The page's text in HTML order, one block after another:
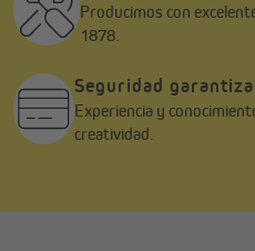
Producimos con
1878.
Seguridad
Experiencia y
creatividad.